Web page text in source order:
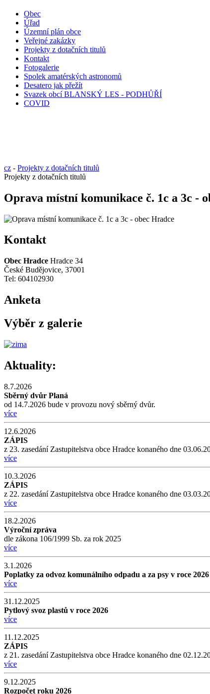
Obec
Úřad
Územní plán obce
Veřejné zakázky
Projekty z dotačních titulů
Kontakt
Fotogalerie
Spolek amatérských astronomů
Desatero jak přežít
Svazek obcí BLANSKÝ LES - PODHŮŘÍ
COVID
cz - Projekty z dotačních titulů
Projekty z dotačních titulů
Oprava místní komunikace č. 1c a 3c -
Kontakt
Obec Hradce Hradce 34
České Budějovice, 37001
Tel: 604102930
Anketa
Výběr z galerie
Aktuality:
8.7.2026
Sběrný dvůr Planá
od 14.7.2026 bude v provozu nový sběrný dvůr.
více
12.6.2026
ZÁPIS
z 23. zasedání Zastupitelstva obce Hradce konaného dne
více
10.3.2026
ZÁPIS
z 22. zasedání Zastupitelstva obce Hradce konaného dne
více
18.2.2026
Výroční zpráva
dle zákona 106/1999 Sb. za rok 2025
více
3.1.2026
Poplatky za odvoz komunálního odpadu a za psy v roce 2026
více
31.12.2025
Pytlový svoz plastů v roce 2026
více
11.12.2025
ZÁPIS
z 21. zasedání Zastupitelstva obce Hradce konaného dne
více
9.12.2025
Rozpočet roku 2026